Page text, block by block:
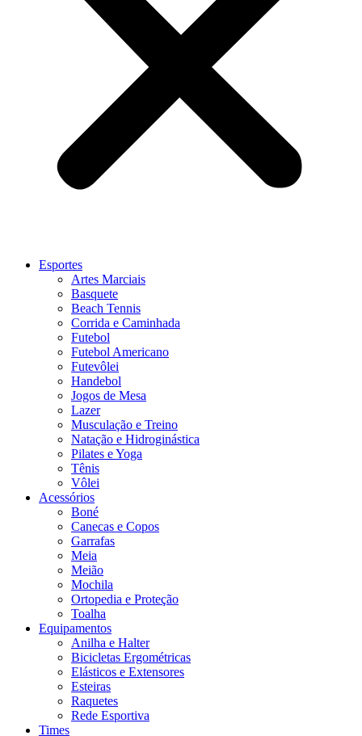
Esportes
Artes Marciais
Basquete
Beach Tennis
Corrida e Caminhada
Futebol
Futebol Americano
Futevôlei
Handebol
Jogos de Mesa
Lazer
Musculação e Treino
Natação e Hidroginástica
Pilates e Yoga
Tênis
Vôlei
Acessórios
Boné
Canecas e Copos
Garrafas
Meia
Meião
Mochila
Ortopedia e Proteção
Toalha
Equipamentos
Anilha e Halter
Bicicletas Ergométricas
Elásticos e Extensores
Esteiras
Raquetes
Rede Esportiva
Times